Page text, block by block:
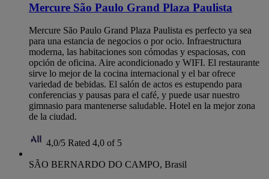
Mercure São Paulo Grand Plaza Paulista
Mercure São Paulo Grand Plaza Paulista es perfecto ya sea
para una estancia de negocios o por ocio. Infraestructura
moderna, las habitaciones son cómodas y espaciosas, con
opción de oficina. Aire acondicionado y WIFI. El restaurante
sirve lo mejor de la cocina internacional y el bar ofrece
variedad de bebidas. El salón de actos es estupendo para
conferencias y pausas para el café, y puede usar nuestro
gimnasio para mantenerse saludable. Hotel en la mejor zona
de la ciudad.
4,0/5 Rated 4,0 of 5
SÃO BERNARDO DO CAMPO, Brasil